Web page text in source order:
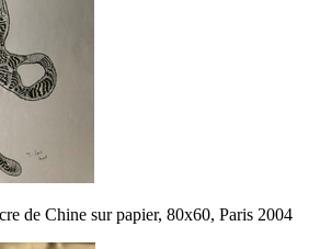
de Chine sur papier, 80x60, Paris 2004